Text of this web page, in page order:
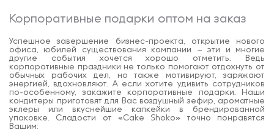
Корпоративные подарки оптом на заказ
Успешное завершение бизнес-проекта, открытие нового
офиса, юбилей существования компании – эти и многие
другие события хочется хорошо отметить. Ведь
корпоративные праздники не только помогают отдохнуть от
обычных рабочих дел, но также мотивируют, заряжают
энергией, вдохновляют. А если хотите удивить сотрудников
по-особенному, закажите корпоративные подарки. Наши
кондитеры приготовят для Вас воздушный зефир, ароматные
эклеры или вкуснейшие капкейки в брендированной
упаковке. Сладости от «Cake Shoko» точно понравятся
Вашим: